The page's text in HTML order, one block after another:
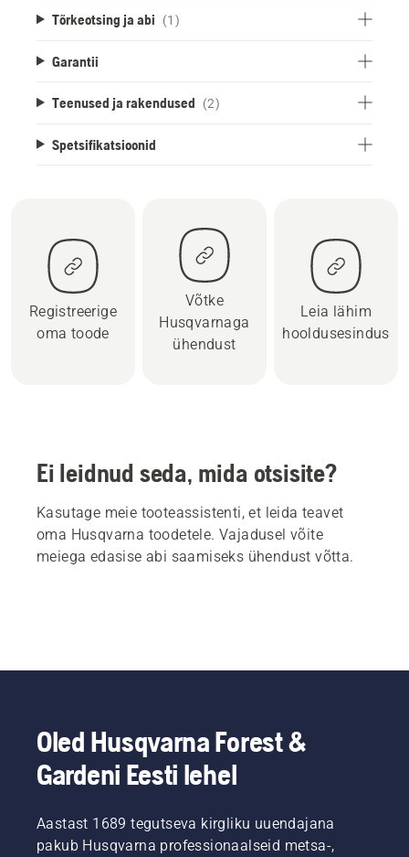
Tõrkeotsing ja abi (1)
Garantii
Teenused ja rakendused (2)
Spetsifikatsioonid
Registreerige
oma toode
Võtke
Husqvarnaga
ühendust
Leia lähim
hooldusesindus
Ei leidnud seda, mida otsisite?
Kasutage meie tooteassistenti, et leida teavet
oma Husqvarna toodetele. Vajadusel võite
meiega edasise abi saamiseks ühendust võtta.
Oled Husqvarna Forest &
Gardeni Eesti lehel
Aastast 1689 tegutseva kirgliku uuendajana
pakub Husqvarna professionaalseid metsa-,